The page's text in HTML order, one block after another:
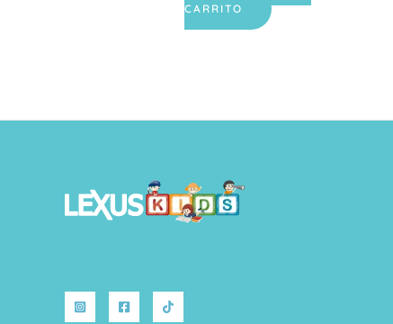
CARRITO